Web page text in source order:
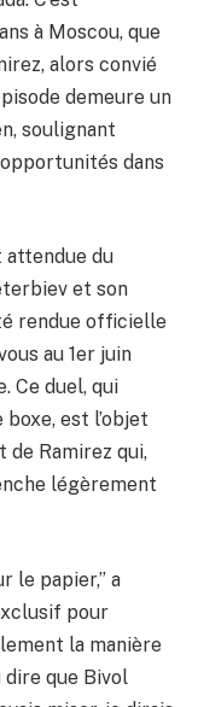
à Moscou, que
alors convié
demeure un
soulignant
dans
attendue du
et son
rendue officielle
au 1er juin
Ce duel, qui
est l’objet
Ramirez qui,
légèrement
le papier,” a
pour
la manière
dire que Bivol